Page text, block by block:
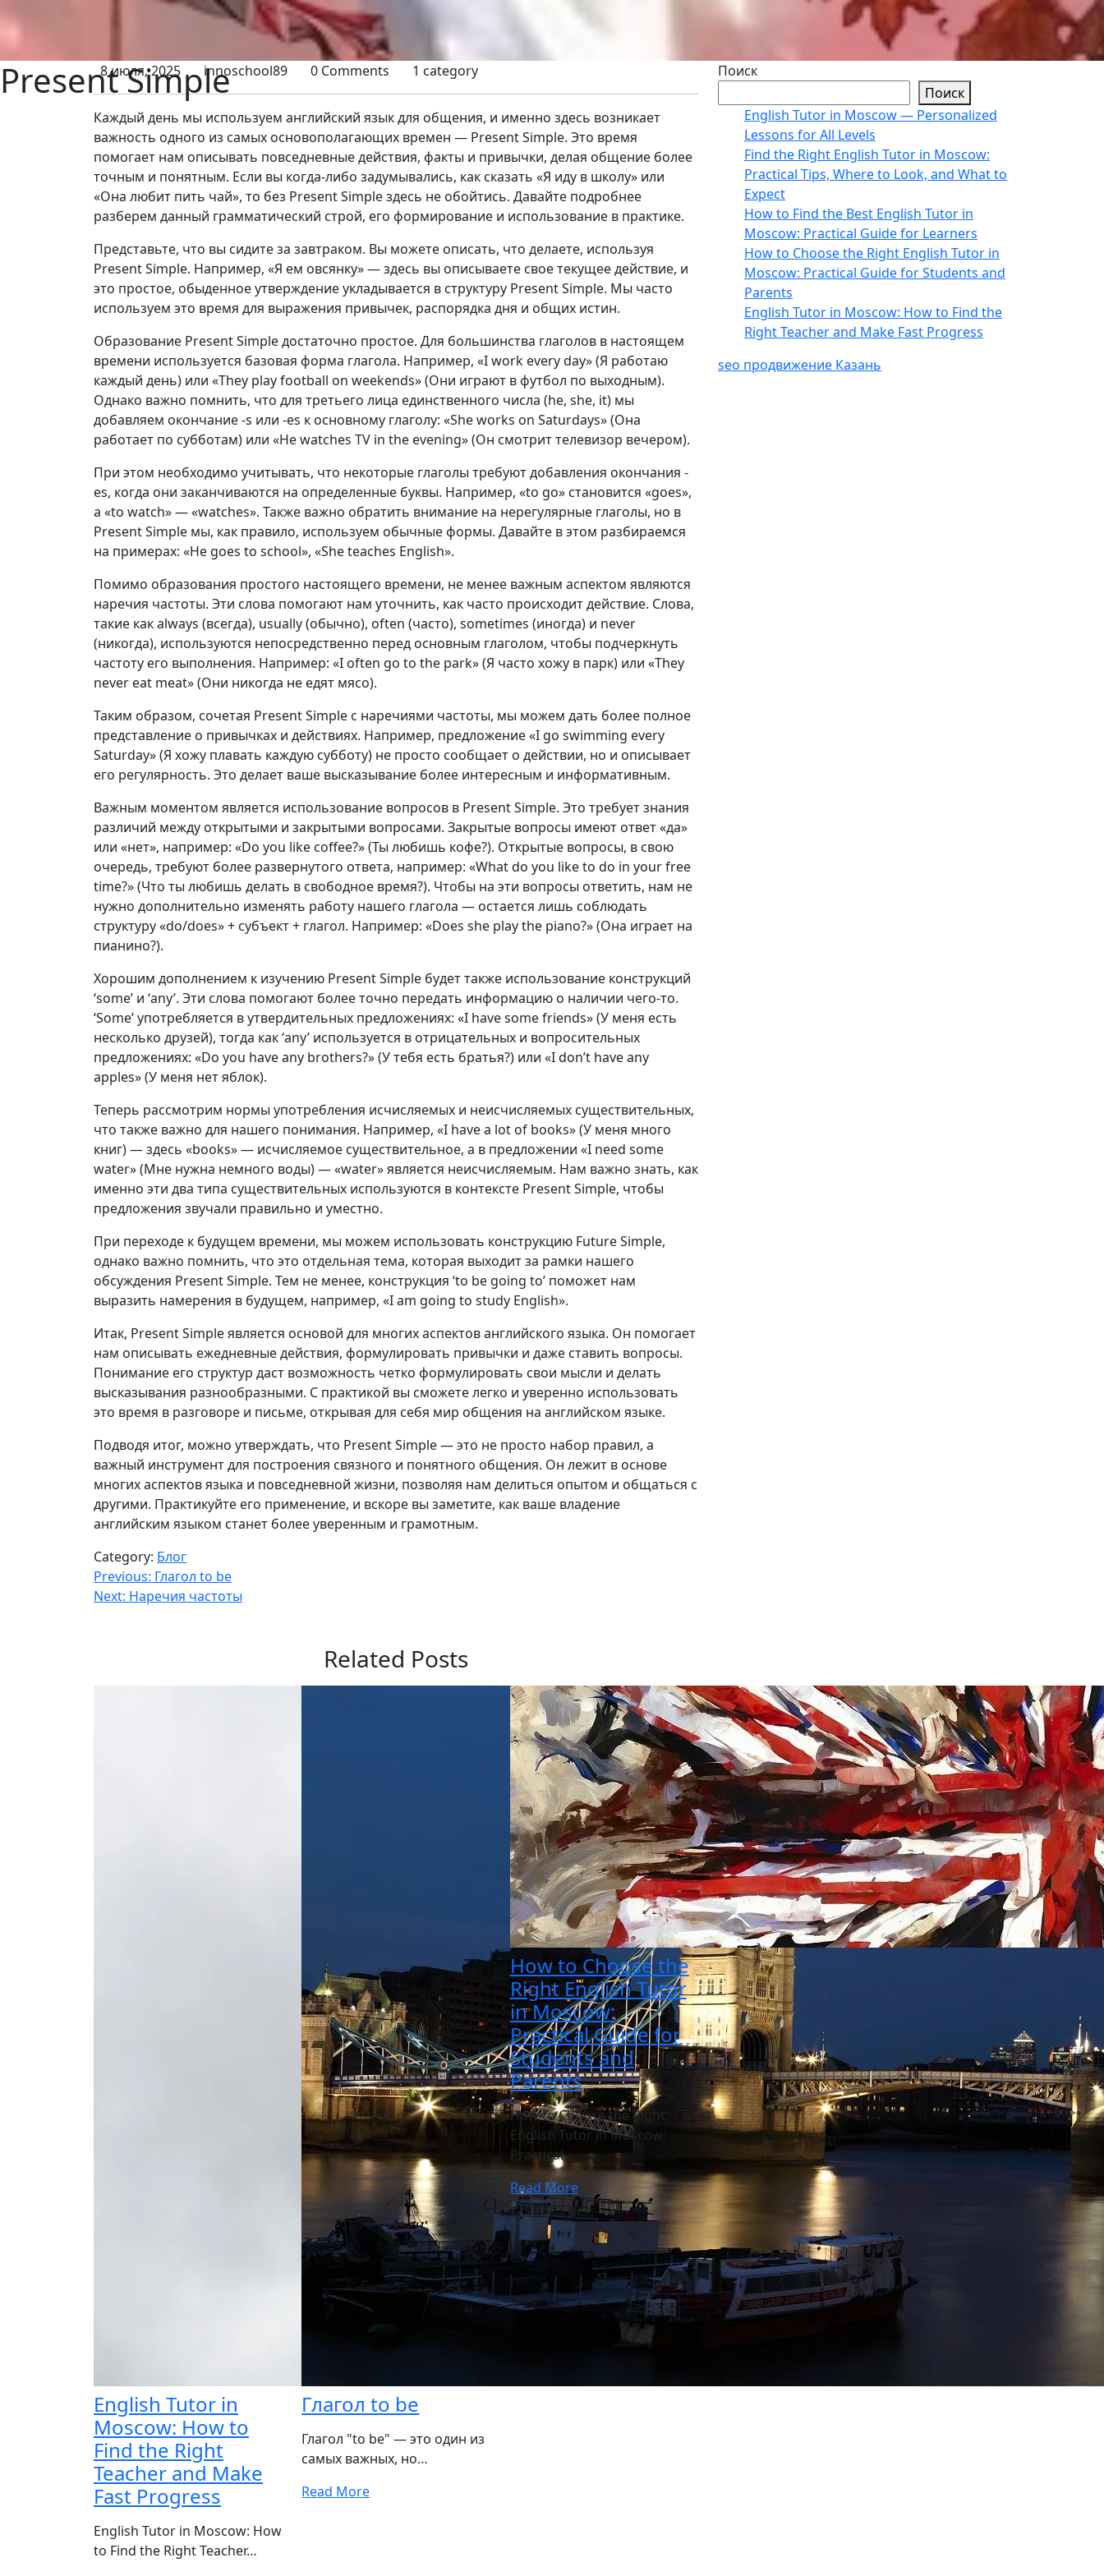
Present Simple
8 июля, 2025 innoschool89 0 Comments 1 category
Каждый день мы используем английский язык для общения, и именно здесь возникает
важность одного из самых основополагающих времен — Present Simple. Это время
помогает нам описывать повседневные действия, факты и привычки, делая общение более
точным и понятным. Если вы когда-либо задумывались, как сказать «Я иду в школу» или
«Она любит пить чай», то без Present Simple здесь не обойтись. Давайте подробнее
разберем данный грамматический строй, его формирование и использование в практике.
Представьте, что вы сидите за завтраком. Вы можете описать, что делаете, используя
Present Simple. Например, «Я ем овсянку» — здесь вы описываете свое текущее действие, и
это простое, обыденное утверждение укладывается в структуру Present Simple. Мы часто
используем это время для выражения привычек, распорядка дня и общих истин.
Образование Present Simple достаточно простое. Для большинства глаголов в настоящем
времени используется базовая форма глагола. Например, «I work every day» (Я работаю
каждый день) или «They play football on weekends» (Они играют в футбол по выходным).
Однако важно помнить, что для третьего лица единственного числа (he, she, it) мы
добавляем окончание -s или -es к основному глаголу: «She works on Saturdays» (Она
работает по субботам) или «He watches TV in the evening» (Он смотрит телевизор вечером).
При этом необходимо учитывать, что некоторые глаголы требуют добавления окончания -
es, когда они заканчиваются на определенные буквы. Например, «to go» становится «goes»,
а «to watch» — «watches». Также важно обратить внимание на нерегулярные глаголы, но в
Present Simple мы, как правило, используем обычные формы. Давайте в этом разбираемся
на примерах: «He goes to school», «She teaches English».
Помимо образования простого настоящего времени, не менее важным аспектом являются
наречия частоты. Эти слова помогают нам уточнить, как часто происходит действие. Слова,
такие как always (всегда), usually (обычно), often (часто), sometimes (иногда) и never
(никогда), используются непосредственно перед основным глаголом, чтобы подчеркнуть
частоту его выполнения. Например: «I often go to the park» (Я часто хожу в парк) или «They
never eat meat» (Они никогда не едят мясо).
Таким образом, сочетая Present Simple с наречиями частоты, мы можем дать более полное
представление о привычках и действиях. Например, предложение «I go swimming every
Saturday» (Я хожу плавать каждую субботу) не просто сообщает о действии, но и описывает
его регулярность. Это делает ваше высказывание более интересным и информативным.
Важным моментом является использование вопросов в Present Simple. Это требует знания
различий между открытыми и закрытыми вопросами. Закрытые вопросы имеют ответ «да»
или «нет», например: «Do you like coffee?» (Ты любишь кофе?). Открытые вопросы, в свою
очередь, требуют более развернутого ответа, например: «What do you like to do in your free
time?» (Что ты любишь делать в свободное время?). Чтобы на эти вопросы ответить, нам не
нужно дополнительно изменять работу нашего глагола — остается лишь соблюдать
структуру «do/does» + субъект + глагол. Например: «Does she play the piano?» (Она играет на
пианино?).
Хорошим дополнением к изучению Present Simple будет также использование конструкций
‘some’ и ‘any’. Эти слова помогают более точно передать информацию о наличии чего-то.
‘Some’ употребляется в утвердительных предложениях: «I have some friends» (У меня есть
несколько друзей), тогда как ‘any’ используется в отрицательных и вопросительных
предложениях: «Do you have any brothers?» (У тебя есть братья?) или «I don’t have any
apples» (У меня нет яблок).
Теперь рассмотрим нормы употребления исчисляемых и неисчисляемых существительных,
что также важно для нашего понимания. Например, «I have a lot of books» (У меня много
книг) — здесь «books» — исчисляемое существительное, а в предложении «I need some
water» (Мне нужна немного воды) — «water» является неисчисляемым. Нам важно знать, как
именно эти два типа существительных используются в контексте Present Simple, чтобы
предложения звучали правильно и уместно.
При переходе к будущем времени, мы можем использовать конструкцию Future Simple,
однако важно помнить, что это отдельная тема, которая выходит за рамки нашего
обсуждения Present Simple. Тем не менее, конструкция ‘to be going to’ поможет нам
выразить намерения в будущем, например, «I am going to study English».
Итак, Present Simple является основой для многих аспектов английского языка. Он помогает
нам описывать ежедневные действия, формулировать привычки и даже ставить вопросы.
Понимание его структур даст возможность четко формулировать свои мысли и делать
высказывания разнообразными. С практикой вы сможете легко и уверенно использовать
это время в разговоре и письме, открывая для себя мир общения на английском языке.
Подводя итог, можно утверждать, что Present Simple — это не просто набор правил, а
важный инструмент для построения связного и понятного общения. Он лежит в основе
многих аспектов языка и повседневной жизни, позволяя нам делиться опытом и общаться с
другими. Практикуйте его применение, и вскоре вы заметите, как ваше владение
английским языком станет более уверенным и грамотным.
Category: Блог
Навигация
по
Previous: Глагол to be
Next: Наречия частоты
Related Posts
English Tutor in
Moscow: How to
Find the Right
Teacher and Make
Fast Progress
English Tutor in Moscow: How
to Find the Right Teacher…
Глагол to be
Глагол "to be" — это один из
самых важных, но…
Read More
How to Choose the
Right English Tutor
in Moscow:
Practical Guide for
Students and
Parents
How to Choose the Right
English Tutor in Moscow:
Practical…
Read More
Поиск
Поиск
English Tutor in Moscow — Personalized
Lessons for All Levels
Find the Right English Tutor in Moscow:
Practical Tips, Where to Look, and What to
Expect
How to Find the Best English Tutor in
Moscow: Practical Guide for Learners
How to Choose the Right English Tutor in
Moscow: Practical Guide for Students and
Parents
English Tutor in Moscow: How to Find the
Right Teacher and Make Fast Progress
seo продвижение Казань